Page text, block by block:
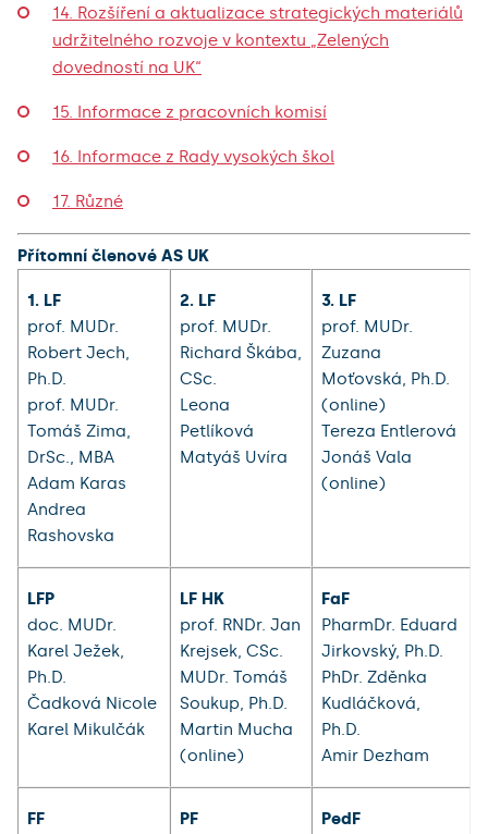
14. Rozšíření a aktualizace strategických materiálů
udržitelného rozvoje v kontextu „Zelených
dovedností na UK“
15. Informace z pracovních komisí
16. Informace z Rady vysokých škol
17. Různé
Přítomní členové AS UK
1. LF
prof. MUDr.
Robert Jech,
Ph.D.
prof. MUDr.
Tomáš Zima,
DrSc., MBA
Adam Karas
Andrea
Rashovska
2. LF
prof. MUDr.
Richard Škába,
CSc.
Leona
Petlíková
Matyáš Uvíra
3. LF
prof. MUDr.
Zuzana
Moťovská, Ph.D.
(online)
Tereza Entlerová
Jonáš Vala
(online)
LFP
doc. MUDr.
Karel Ježek,
Ph.D.
Čadková Nicole
Karel Mikulčák
LF HK
prof. RNDr. Jan
Krejsek, CSc.
MUDr. Tomáš
Soukup, Ph.D.
Martin Mucha
(online)
FaF
PharmDr. Eduard
Jirkovský, Ph.D.
PhDr. Zděnka
Kudláčková,
Ph.D.
Amir Dezham
FF
PF
PedF